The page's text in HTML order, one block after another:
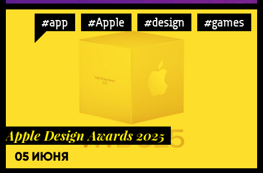
#app #Apple #design #games
Apple Design Awards 2025
05 ИЮНЯ